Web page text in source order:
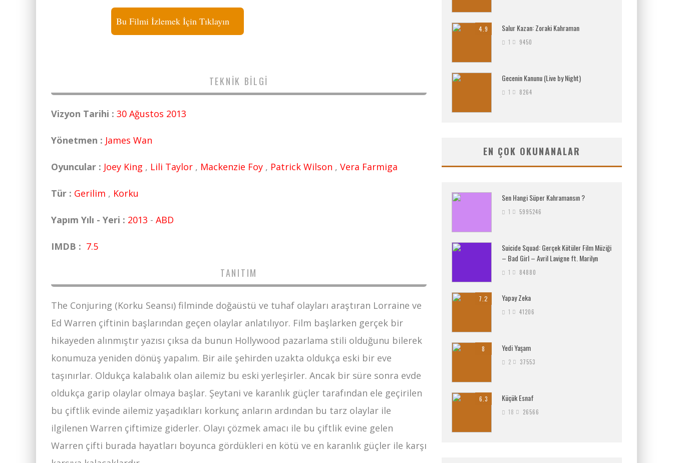
Bu Filmi İzlemek İçin Tıklayın
TEKNIK BILGI
Vizyon Tarihi : 30 Ağustos 2013
Yönetmen : James Wan
Oyuncular : Joey King , Lili Taylor , Mackenzie Foy , Patrick Wilson , Vera Farmiga
Tür : Gerilim , Korku
Yapım Yılı - Yeri : 2013 - ABD
IMDB : 7.5
TANITIM
The Conjuring (Korku Seansı) filminde doğaüstü ve tuhaf olayları araştıran Lorraine ve
Ed Warren çiftinin başlarından geçen olaylar anlatılıyor. Film başlarken gerçek bir
hikayeden alınmıştır yazısı çıksa da bunun Hollywood pazarlama stili olduğunu bilerek
konumuza yeniden dönüş yapalım. Bir aile şehirden uzakta oldukça eski bir eve
taşınırlar. Oldukça kalabalık olan ailemiz bu eski yerleşirler. Ancak bir süre sonra evde
oldukça garip olaylar olmaya başlar. Şeytani ve karanlık güçler tarafından ele geçirilen
bu çiftlik evinde ailemiz yaşadıkları korkunç anların ardından bu tarz olaylar ile
ilgilenen Warren çiftimize giderler. Olayı çözmek amacı ile bu çiftlik evine gelen
Warren çifti burada hayatları boyunca gördükleri en kötü ve en karanlık güçler ile karşı
4.9 Salur Kazan: Zoraki Kahraman
1 9450
Gecenin Kanunu (Live by Night)
1 8264
EN ÇOK OKUNANALAR
Sen Hangi Süper Kahramansın ?
1 5995246
Suicide Squad: Gerçek Kötüler Film Müziği
– Bad Girl – Avril Lavigne ft. Marilyn
1 84880
7.2 Yapay Zeka
1 41206
8 Yedi Yaşam
2 37553
6.3 Küçük Esnaf
18 26566